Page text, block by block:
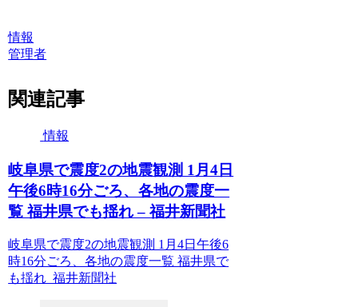
情報
管理者
関連記事
情報
岐阜県で震度2の地震観測 1月4日
午後6時16分ごろ、各地の震度一
覧 福井県でも揺れ – 福井新聞社
岐阜県で震度2の地震観測 1月4日午後6
時16分ごろ、各地の震度一覧 福井県で
も揺れ 福井新聞社